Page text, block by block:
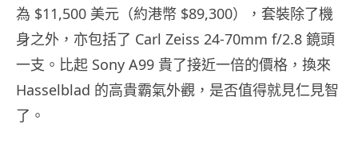
為 $11,500 美元（約港幣 $89,300），套裝除了機
身之外，亦包括了 Carl Zeiss 24-70mm f/2.8 鏡頭
一支。比起 Sony A99 貴了接近一倍的價格，換來
Hasselblad 的高貴霸氣外觀，是否值得就見仁見智
了。